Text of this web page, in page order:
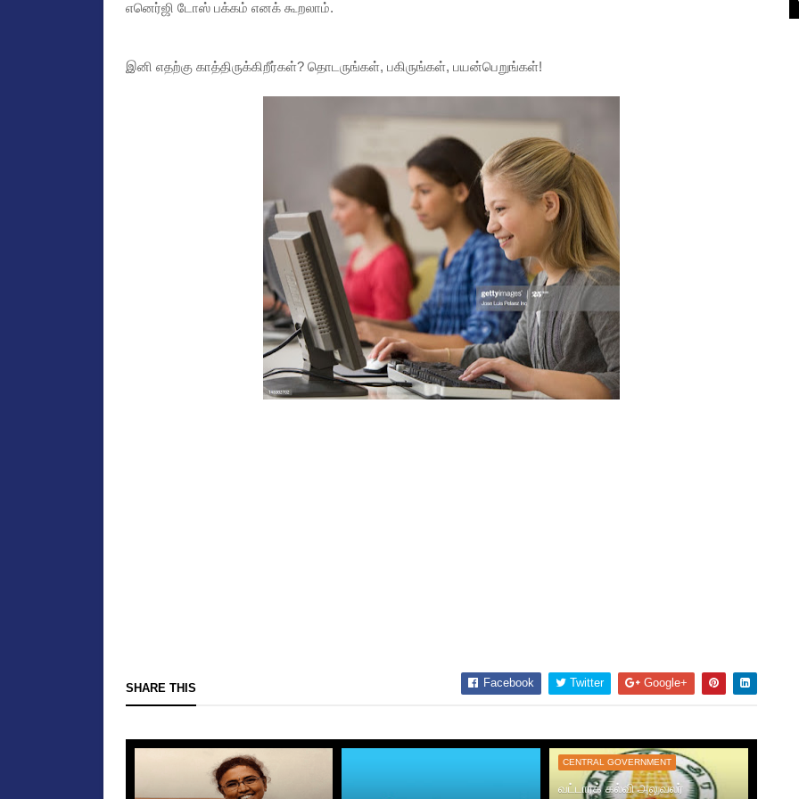
எனெர்ஜி டோஸ் பக்கம் எனக் கூறலாம்.
இனி எதற்கு காத்திருக்கிறீர்கள்? தொடருங்கள், பகிருங்கள், பயன்பெறுங்கள்!
SHARE THIS Facebook Twitter Google+
CENTRAL GOVERNMENT
வட்டாரக் கல்வி அலுவலர்